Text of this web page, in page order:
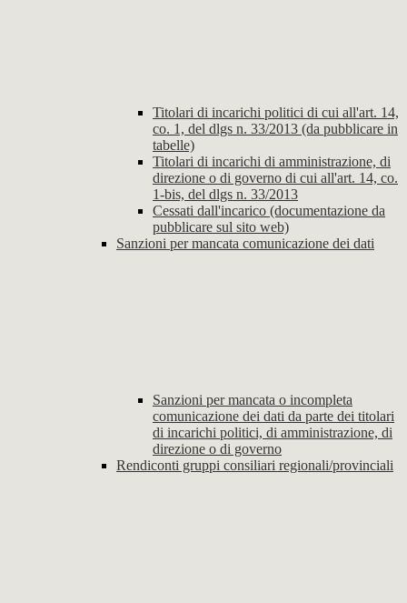
Titolari di incarichi politici di cui all'art. 14,
co. 1, del dlgs n. 33/2013 (da pubblicare in
tabelle)
Titolari di incarichi di amministrazione, di
direzione o di governo di cui all'art. 14, co.
1-bis, del dlgs n. 33/2013
Cessati dall'incarico (documentazione da
pubblicare sul sito web)
Sanzioni per mancata comunicazione dei dati
Sanzioni per mancata o incompleta
comunicazione dei dati da parte dei titolari
di incarichi politici, di amministrazione, di
direzione o di governo
Rendiconti gruppi consiliari regionali/provinciali